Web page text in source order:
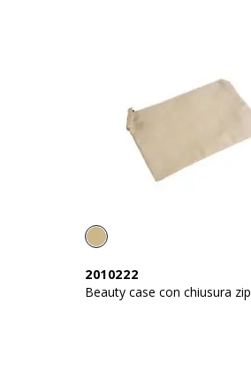
2010222
Beauty case con chiusura zip